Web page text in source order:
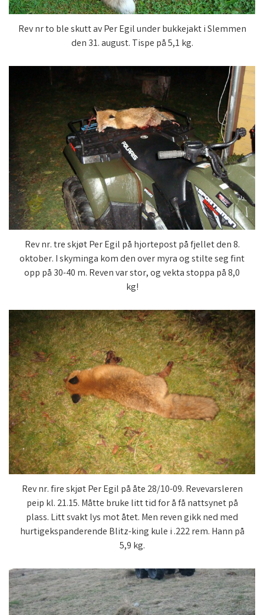
Rev nr to ble skutt av Per Egil under bukkejakt i Slemmen
den 31. august. Tispe på 5,1 kg.
Rev nr. tre skjøt Per Egil på hjortepost på fjellet den 8.
oktober. I skyminga kom den over myra og stilte seg fint
opp på 30-40 m. Reven var stor, og vekta stoppa på 8,0
kg!
Rev nr. fire skjøt Per Egil på åte 28/10-09. Revevarsleren
peip kl. 21.15. Måtte bruke litt tid for å få nattsynet på
plass. Litt svakt lys mot åtet. Men reven gikk ned med
hurtigekspanderende Blitz-king kule i .222 rem. Hann på
5,9 kg.